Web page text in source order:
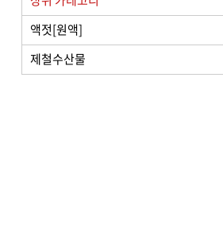
액젓[원액]
제철수산물